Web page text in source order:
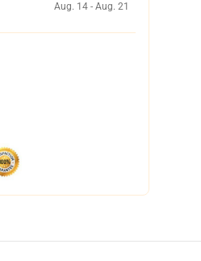
Aug. 14 - Aug. 21